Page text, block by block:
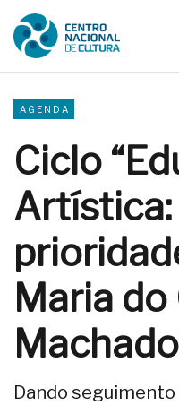
AGENDA
Ciclo
Artística:
Maria do
Machado
Dando seguimento